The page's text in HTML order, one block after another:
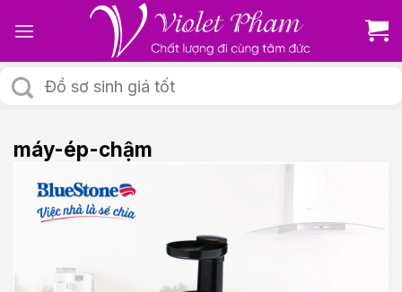
Tìm
kiếm:
máy-ép-chậm